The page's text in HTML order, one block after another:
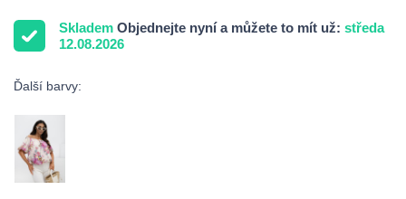
Skladem Objednejte nyní a můžete to mít už: středa
12.08.2026
Ďalší barvy: